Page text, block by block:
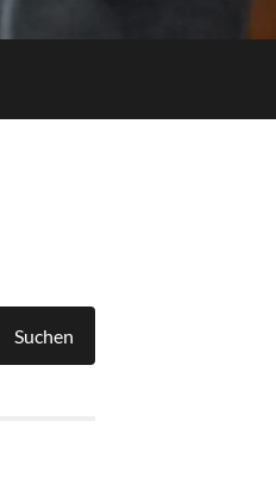
Suchen